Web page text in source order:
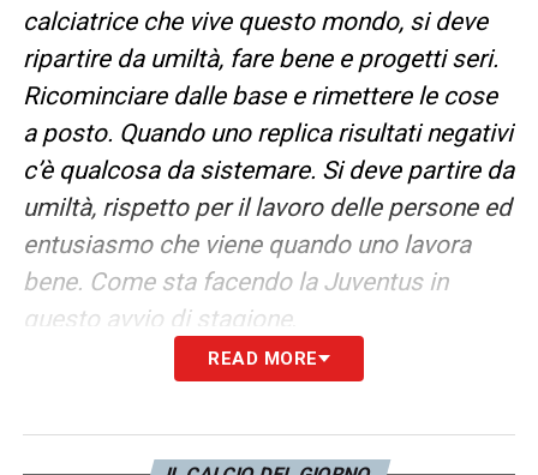
calciatrice che vive questo mondo, si deve
ripartire da umiltà, fare bene e progetti seri.
Ricominciare dalle base e rimettere le cose
a posto. Quando uno replica risultati negativi
c’è qualcosa da sistemare. Si deve partire da
umiltà, rispetto per il lavoro delle persone ed
entusiasmo che viene quando uno lavora
bene. Come sta facendo la Juventus in
questo avvio di stagione.
PREPARAZIONE – Siamo partiti dopo ma
piaciuto che ci siamo subito focalizzati su
READ MORE